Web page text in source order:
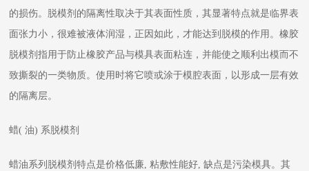
的损伤。脱模剂的隔离性取决于其表面性质，其显著特点就是临界表
面张力小，很难被液体润湿，正因如此，才能达到脱模的作用。橡胶
脱模剂指用于防止橡胶产品与模具表面粘连，并能使之顺利出模而不
致撕裂的一类物质。使用时将它喷或涂于模腔表面，以形成一层有效
的隔离层。
蜡( 油) 系脱模剂
蜡油系列脱模剂特点是价格低廉, 粘敷性能好, 缺点是污染模具。其